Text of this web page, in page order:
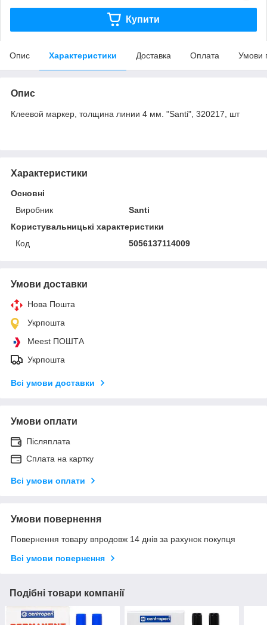
Купити
Опис Характеристики Доставка Оплата Умови
Опис
Клеевой маркер, толщина линии 4 мм. "Santi", 320217, шт
Характеристики
Основні
Виробник
Santi
Користувальницькі характеристики
Код
5056137114009
Умови доставки
Нова Пошта
Укрпошта
Meest ПОШТА
Укрпошта
Всі умови доставки
Умови оплати
Післяплата
Сплата на картку
Всі умови оплати
Умови повернення
Повернення товару впродовж 14 днів за рахунок покупця
Всі умови повернення
Подібні товари компанії